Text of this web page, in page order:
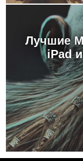
Лучшие
iPad